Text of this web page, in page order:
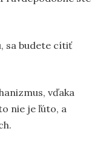
sa budete cítiť
vďaka
nie je ľúto, a